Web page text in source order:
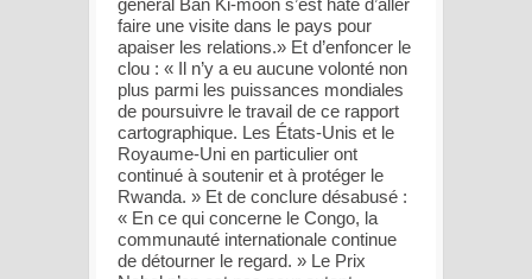
faire une visite dans le pays pour
apaiser les relations.» Et d’enfoncer le
clou : « Il n’y a eu aucune volonté non
plus parmi les puissances mondiales
de poursuivre le travail de ce rapport
cartographique. Les États-Unis et le
Royaume-Uni en particulier ont
continué à soutenir et à protéger le
Rwanda. » Et de conclure désabusé :
« En ce qui concerne le Congo, la
communauté internationale continue
de détourner le regard. » Le Prix